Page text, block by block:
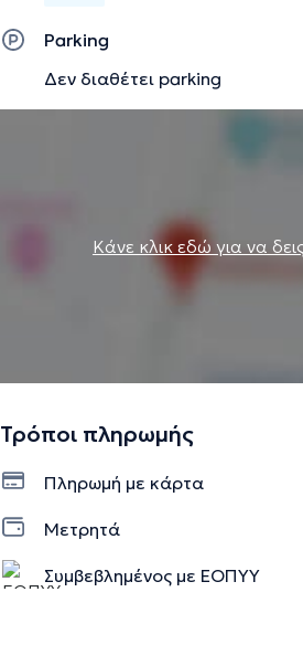
Parking
Δεν διαθέτει parking
Κάνε κλικ εδώ για να
Τρόποι πληρωμής
Πληρωμή με κάρτα
Μετρητά
Συμβεβλημένος με ΕΟΠΥΥ